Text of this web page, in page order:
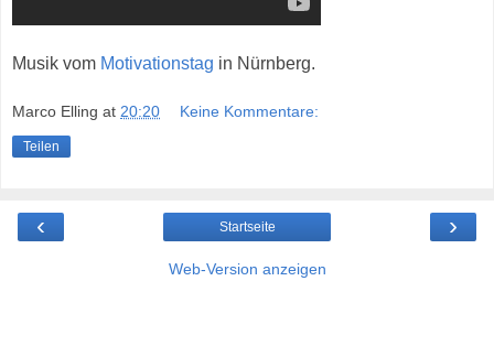
Musik vom Motivationstag in Nürnberg.
Marco Elling at 20:20 Keine Kommentare:
Teilen
‹ ›
Startseite
Web-Version anzeigen